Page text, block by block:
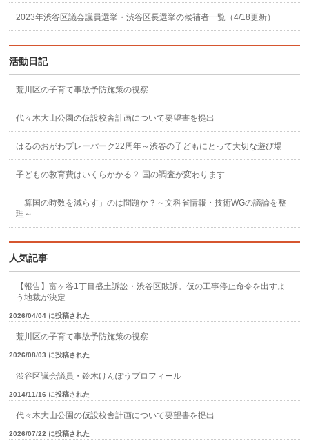
2023年渋谷区議会議員選挙・渋谷区長選挙の候補者一覧（4/18更新）
活動日記
荒川区の子育て事故予防施策の視察
代々木大山公園の仮設校舎計画について要望書を提出
はるのおがわプレーパーク22周年～渋谷の子どもにとって大切な遊び場
子どもの教育費はいくらかかる？ 国の調査が変わります
「算国の時数を減らす」のは問題か？～文科省情報・技術WGの議論を整
理～
人気記事
【報告】富ヶ谷1丁目盛土訴訟・渋谷区敗訴。仮の工事停止命令を出すよ
う地裁が決定
2026/04/04 に投稿された
荒川区の子育て事故予防施策の視察
2026/08/03 に投稿された
渋谷区議会議員・鈴木けんぽうプロフィール
2014/11/16 に投稿された
代々木大山公園の仮設校舎計画について要望書を提出
2026/07/22 に投稿された